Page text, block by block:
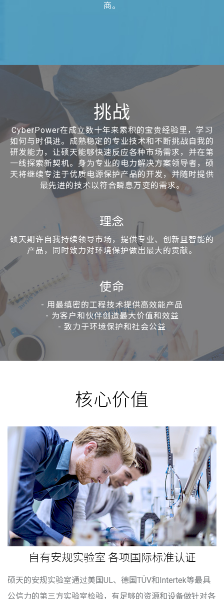
商。
挑战
CyberPower在成立数十年来累积的宝贵经验里，学习
如何与时俱进。成熟稳定的专业技术和不断挑战自我的
研发能力，让硕天能够快速反应各种市场需求，并在第
一线探索新契机。身为专业的电力解决方案领导者，硕
天将继续专注于优质电源保护产品的开发，并随时提供
最先进的技术以符合瞬息万变的需求。
理念
硕天期许自我持续领导市场，提供专业、创新且智能的
产品，同时致力对环境保护做出最大的贡献。
使命
- 用最缜密的工程技术提供高效能产品
- 为客户和伙伴创造最大价值和效益
- 致力于环境保护和社会公益
核心价值
自有安规实验室 各项国际标准认证
硕天的安规实验室通过美国UL、德国TÜV和Intertek等最具
公信力的第三方实验室检验，有足够的资源和设备做针对各